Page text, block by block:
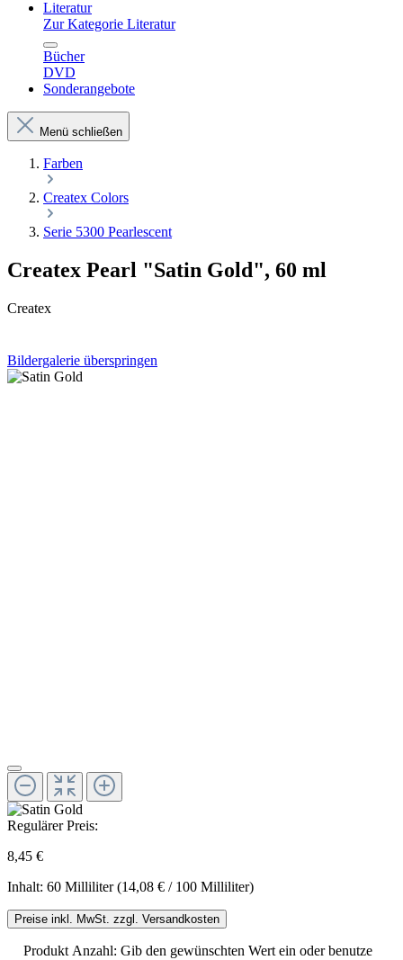
Literatur
Zur Kategorie Literatur
Bücher
DVD
Sonderangebote
Menü schließen
Farben
Createx Colors
Serie 5300 Pearlescent
Createx Pearl "Satin Gold", 60 ml
Createx
Bildergalerie überspringen
Regulärer Preis:
8,45 €
Inhalt: 60 Milliliter(14,08 € / 100 Milliliter)
Preise inkl. MwSt. zzgl. Versandkosten
Produkt Anzahl: Gib den gewünschten Wert ein oder benutze